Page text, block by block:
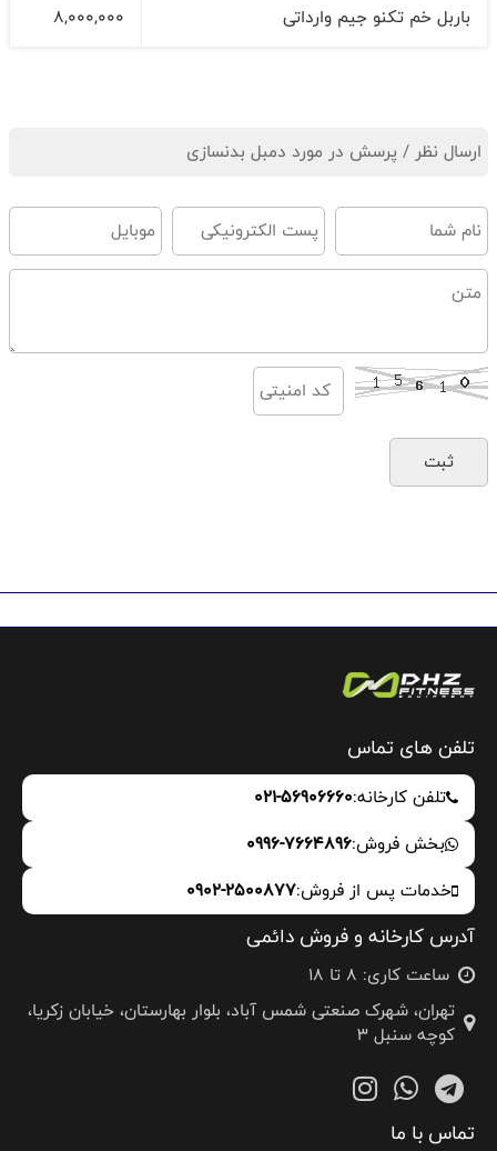
باربل خم تکنو جیم وارداتی
8,000,000
ارسال نظر / پرسش در مورد دمبل بدنسازی
تلفن های تماس
تلفن کارخانه:021-56906660
بخش فروش:0996-7664896
خدمات پس از فروش:0902-2500877
آدرس کارخانه و فروش دائمی
ساعت کاری: 8 تا 18
تهران، شهرک صنعتی شمس آباد، بلوار بهارستان، خیابان زکریا،
کوچه سنبل 3
تماس با ما